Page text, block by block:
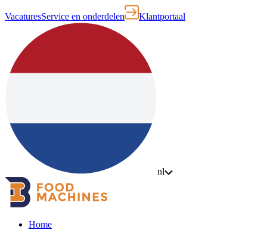
VacaturesService en onderdelen Klantportaal
nl
Home